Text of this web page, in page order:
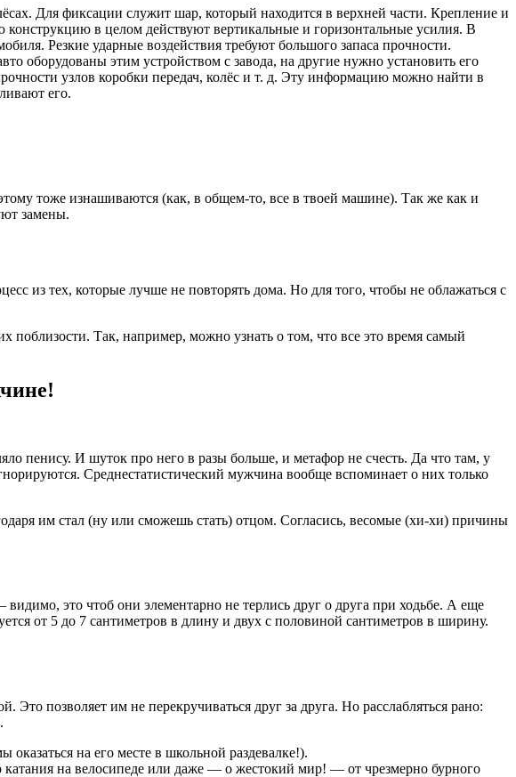
Для фиксации служит шар, который находится в верхней части. Крепление и
в целом действуют вертикальные и горизонтальные усилия. В
Резкие ударные воздействия требуют большого запаса прочности.
оборудованы этим устройством с завода, на другие нужно установить его
узлов коробки передач, колёс и т. д. Эту информацию можно найти в
его.
тоже изнашиваются (как, в общем-то, все в твоей машине). Так же как и
замены.
из тех, которые лучше не повторять дома. Но для того, чтобы не облажаться с
поблизости. Так, например, можно узнать о том, что все это время самый
пенису. И шуток про него в разы больше, и метафор не счесть. Да что там, у
Среднестатистический мужчина вообще вспоминает о них только
им стал (ну или сможешь стать) отцом. Согласись, весомые (хи-хи) причины
это чтоб они элементарно не терлись друг о друга при ходьбе. А еще
от 5 до 7 сантиметров в длину и двух с половиной сантиметров в ширину.
позволяет им не перекручиваться друг за друга. Но расслабляться рано:
оказаться на его месте в школьной раздевалке!).
на велосипеде или даже — о жестокий мир! — от чрезмерно бурного